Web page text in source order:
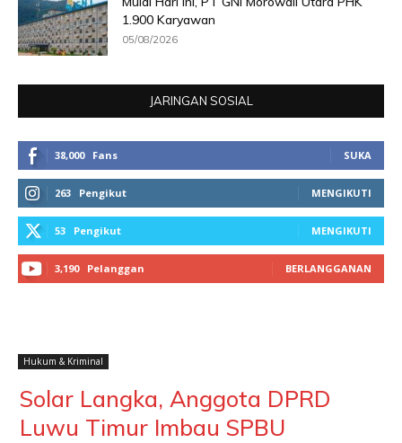
1.900 Karyawan
05/08/2026
JARINGAN SOSIAL
38,000 Fans SUKA
263 Pengikut MENGIKUTI
53 Pengikut MENGIKUTI
3,190 Pelanggan BERLANGGANAN